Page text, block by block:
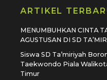
ARTIKEL
MENUMBUHKAN CINTA
AGUSTUSAN DI SD
Siswa SD Ta’miriyah
Taekwondo Piala
Timur